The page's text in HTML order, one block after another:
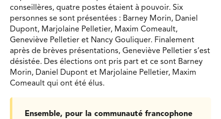
conseillères, quatre postes étaient à pouvoir. Six
personnes se sont présentées : Barney Morin, Daniel
Dupont, Marjolaine Pelletier, Maxim Comeault,
Geneviève Pelletier et Nancy Gouliquer. Finalement
après de brèves présentations, Geneviève Pelletier s’est
désistée. Des élections ont pris part et ce sont Barney
Morin, Daniel Dupont et Marjolaine Pelletier, Maxim
Comeault qui ont été élus.
Ensemble, pour la communauté francophone